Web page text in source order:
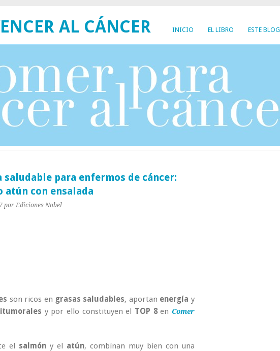
INICIO EL LIBRO ESTE BLOG
AL CÁNCER
saludable para enfermos de cáncer:
atún con ensalada
por Ediciones Nobel
son ricos en grasas saludables, aportan energía y
y por ello constituyen el TOP 8en Comer
el salmón y el atún, combinan muy bien con una